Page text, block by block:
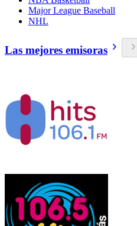
Major League Baseball
NHL
Las mejores emisoras